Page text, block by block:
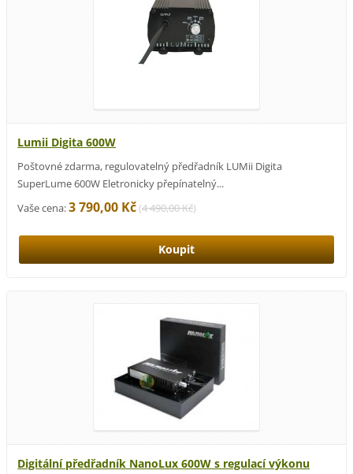
Lumii Digita 600W
Poštovné zdarma, regulovatelný předřadník LUMii Digita
SuperLume 600W Eletronicky přepínatelný...
Vaše cena:3 790,00 Kč(4 490,00 Kč)
Digitální předřadník NanoLux 600W s regulací výkonu